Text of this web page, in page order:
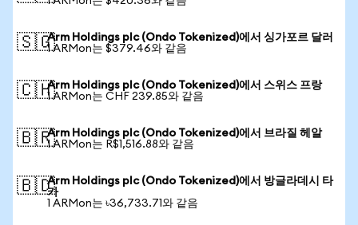
🇸🇬Arm Holdings plc (Ondo Tokenized)에서 싱가포르 달러
1 ARMon는 $379.46와 같음
🇨🇭Arm Holdings plc (Ondo Tokenized)에서 스위스 프랑
1 ARMon는 CHF 239.85와 같음
🇧🇷Arm Holdings plc (Ondo Tokenized)에서 브라질 헤알
1 ARMon는 R$1,516.88와 같음
🇧🇩Arm Holdings plc (Ondo Tokenized)에서 방글라데시 타
카
1 ARMon는 ৳36,733.71와 같음